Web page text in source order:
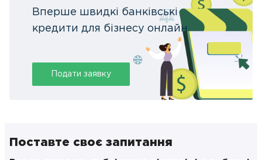
Вперше швидкі банківські
кредити для бізнесу онлайн
Подати заявку
Поставте своє запитання